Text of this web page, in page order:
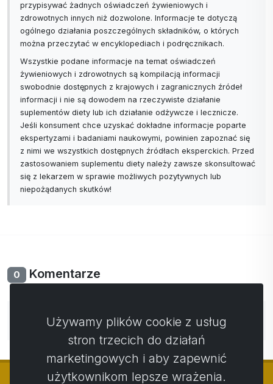
przypisywać żadnych oświadczeń żywieniowych i
zdrowotnych innych niż dozwolone. Informacje te dotyczą
ogólnego działania poszczególnych składników, o których
można przeczytać w encyklopediach i podręcznikach.
Wszystkie podane informacje na temat oświadczeń
żywieniowych i zdrowotnych są kompilacją informacji
swobodnie dostępnych z krajowych i zagranicznych źródeł
informacji i nie są dowodem na rzeczywiste działanie
suplementów diety lub ich działanie odżywcze i lecznicze.
Jeśli konsument chce uzyskać dokładne informacje poparte
ekspertyzami i badaniami naukowymi, powinien zapoznać się
z nimi we wszystkich dostępnych źródłach eksperckich. Przed
zastosowaniem suplementu diety należy zawsze skonsultować
się z lekarzem w sprawie możliwych pozytywnych lub
niepożądanych skutków!
0 Komentarze
Nie ma jeszcze komentarzy. Bądź pierwszy ze swoim
komentarzem.
Używamy plików cookie z usług
stron trzecich do działań
marketingowych i aby zapewnić
użytkownikom lepsze wrażenia.